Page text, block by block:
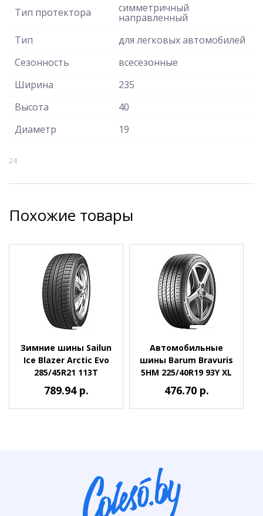
Тип протектора симметричный
направленный
Тип
для легковых автомобилей
Сезонность
всесезонные
Ширина
235
Высота
40
Диаметр
19
24
Похожие товары
Зимние шины Sailun
Ice Blazer Arctic Evo
285/45R21 113T
789.94 р.
Автомобильные
шины Barum Bravuris
5HM 225/40R19 93Y XL
476.70 р.